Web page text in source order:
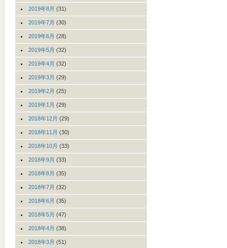
2019年8月 (31)
2019年7月 (30)
2019年6月 (28)
2019年5月 (32)
2019年4月 (32)
2019年3月 (29)
2019年2月 (25)
2019年1月 (29)
2018年12月 (29)
2018年11月 (30)
2018年10月 (33)
2018年9月 (33)
2018年8月 (35)
2018年7月 (32)
2018年6月 (35)
2018年5月 (47)
2018年4月 (38)
2018年3月 (51)